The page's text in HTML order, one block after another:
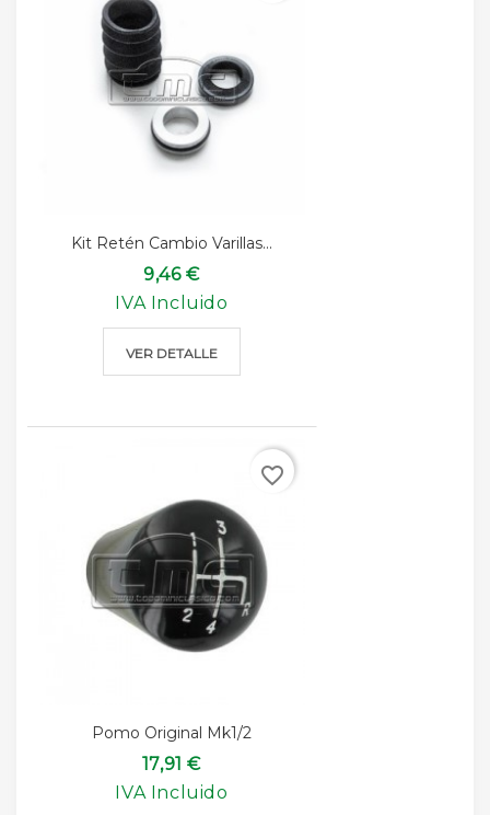
Kit Retén Cambio Varillas...
9,46 €
IVA Incluido
VER DETALLE
Pomo Original Mk1/2
17,91 €
IVA Incluido
favorite_border